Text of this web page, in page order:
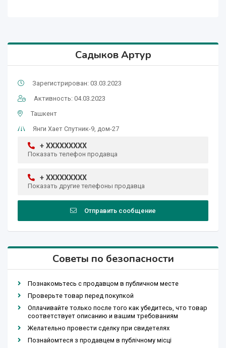
Садыков Артур
Зарегистрирован: 03.03.2023
Активность: 04.03.2023
Ташкент
Янги Хает Спутник-9, дом-27
+ XXXXXXXXX
Показать телефон продавца
+ XXXXXXXXX
Показать другие телефоны продавца
Отправить сообщение
Советы по безопасности
Познакомьтесь с продавцом в публичном месте
Проверьте товар перед покупкой
Оплачивайте только после того как убедитесь, что товар
соответствует описанию и вашим требованиям
Желательно провести сделку при свидетелях
Познайомтеся з продавцем в публічному місці